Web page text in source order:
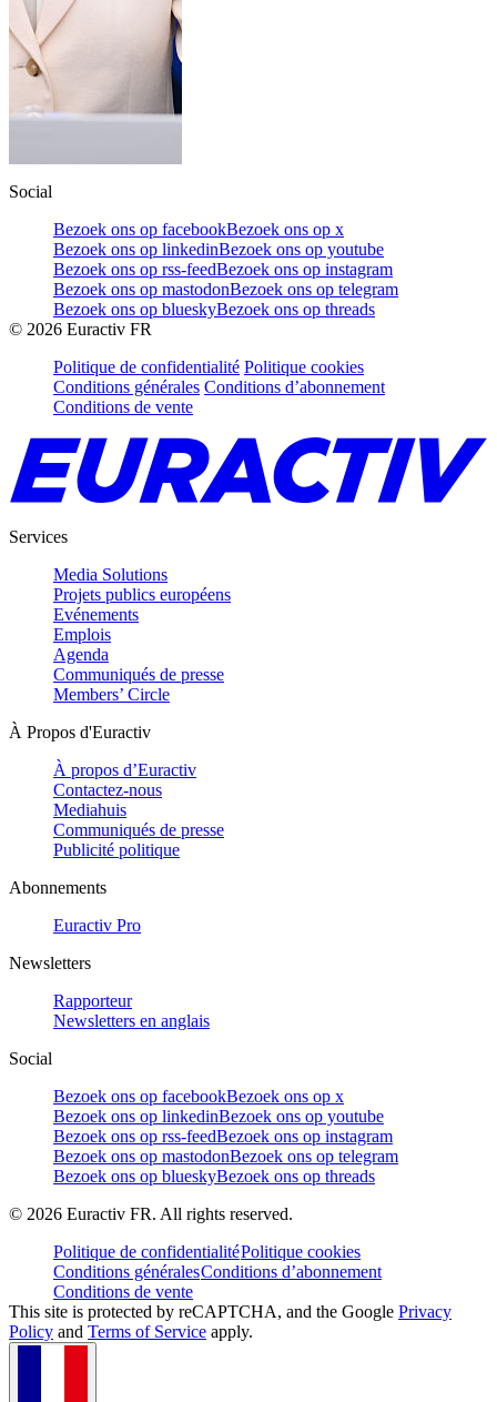
Social
Bezoek ons op facebookBezoek ons op x
Bezoek ons op linkedinBezoek ons op youtube
Bezoek ons op rss-feedBezoek ons op instagram
Bezoek ons op mastodonBezoek ons op telegram
Bezoek ons op blueskyBezoek ons op threads
© 2026 Euractiv FR
Politique de confidentialité Politique cookies
Conditions générales Conditions d’abonnement
Conditions de vente
Services
Media Solutions
Projets publics européens
Evénements
Emplois
Agenda
Communiqués de presse
Members’ Circle
À Propos d'Euractiv
À propos d’Euractiv
Contactez-nous
Mediahuis
Communiqués de presse
Publicité politique
Abonnements
Euractiv Pro
Newsletters
Rapporteur
Newsletters en anglais
Social
Bezoek ons op facebookBezoek ons op x
Bezoek ons op linkedinBezoek ons op youtube
Bezoek ons op rss-feedBezoek ons op instagram
Bezoek ons op mastodonBezoek ons op telegram
Bezoek ons op blueskyBezoek ons op threads
© 2026 Euractiv FR. All rights reserved.
Politique de confidentialitéPolitique cookies
Conditions généralesConditions d’abonnement
Conditions de vente
This site is protected by reCAPTCHA, and the Google Privacy
Policy and Terms of Service apply.